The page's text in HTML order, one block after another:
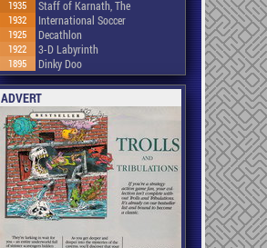
1935 Staff of Karnath, The
1932 International Soccer
1925 Decathlon
1922 3-D Labyrinth
1895 Dinky Doo
ADVERT